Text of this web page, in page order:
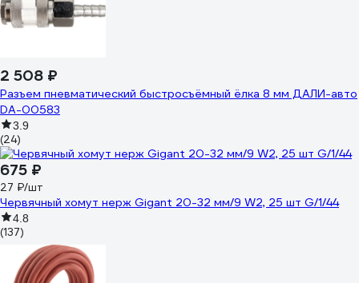
2 508 ₽
Разъем пневматический быстросъёмный ёлка 8 мм ДАЛИ-авто
DA-00583
3.9
(24)
675 ₽
27 ₽/шт
Червячный хомут нерж Gigant 20-32 мм/9 W2, 25 шт G/1/44
4.8
(137)